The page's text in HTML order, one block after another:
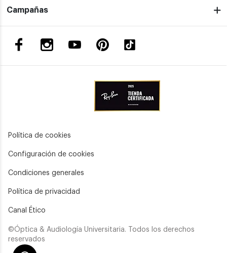
Campañas
Política de cookies
Configuración de cookies
Condiciones generales
Política de privacidad
Canal Ético
©Óptica & Audiología Universitaria. Todos los derechos
reservados